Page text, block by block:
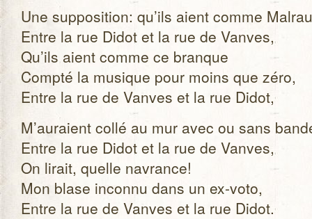
Une sup­po­si­tion: qu’ils aient comme
Entre la rue Didot et la rue de Vanves,
Qu’ils aient comme ce branque
Compté la musique pour moins que zéro,
Entre la rue de Vanves et la rue Didot,
M’auraient collé au mur avec ou sans
Entre la rue Didot et la rue de Vanves,
On lirait, quelle navrance!
Mon blase inconnu dans un ex-voto,
Entre la rue de Vanves et la rue Didot.